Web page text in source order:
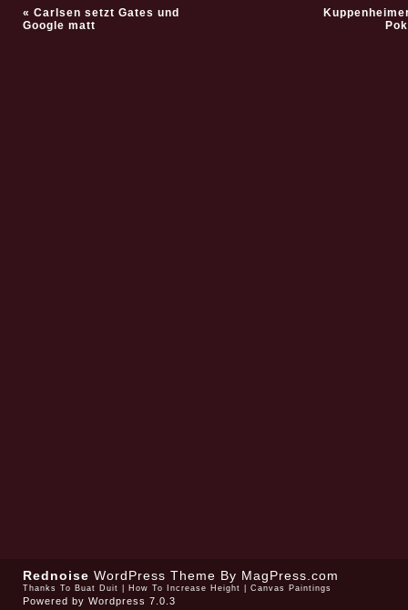
« Carlsen setzt Gates und
Google matt
Rednoise WordPress Theme By MagPress.com
Thanks To Buat Duit How To Increase Height Canvas Paintings
Powered by Wordpress 7.0.3